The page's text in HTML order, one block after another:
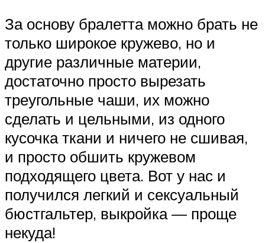
За основу бралетта можно брать не
только широкое кружево, но и
другие различные материи,
достаточно просто вырезать
треугольные чаши, их можно
сделать и цельными, из одного
кусочка ткани и ничего не сшивая,
и просто обшить кружевом
подходящего цвета. Вот у нас и
получился легкий и сексуальный
бюстгальтер, выкройка — проще
некуда!